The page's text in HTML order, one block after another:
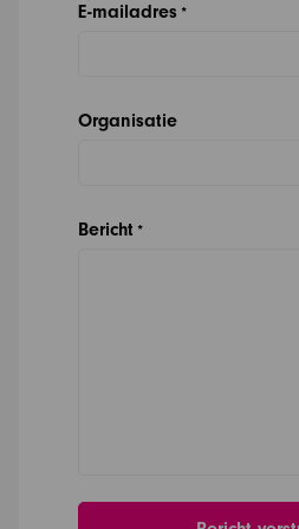
E-mailadres *
Organisatie
Bericht *